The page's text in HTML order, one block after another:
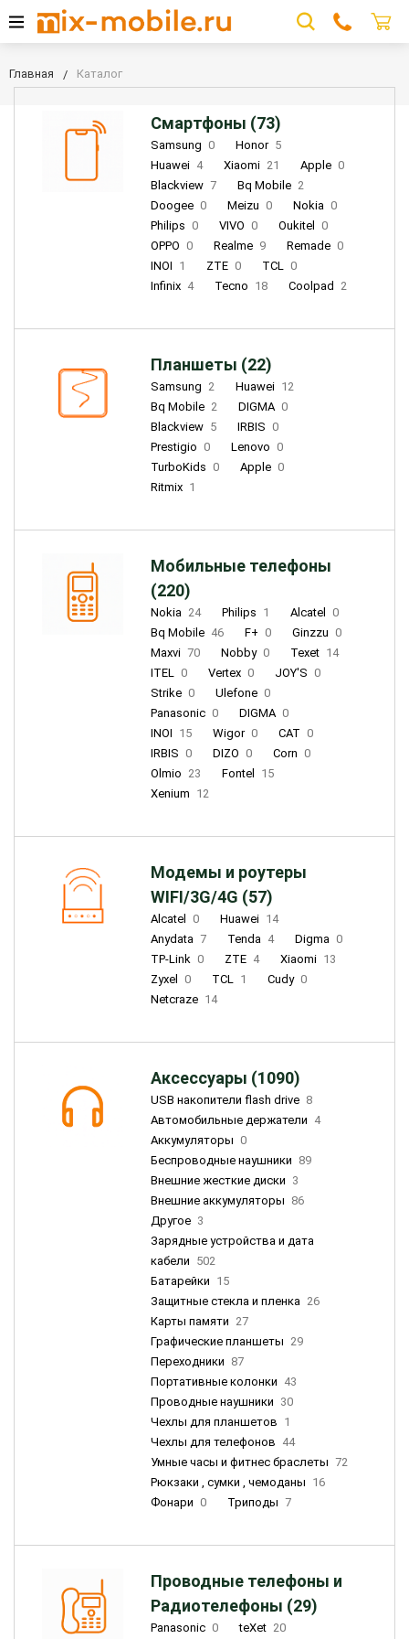
Главная Каталог
Смартфоны (73)
Samsung 0 Honor 5
Huawei 4 Xiaomi 21 Apple 0
Blackview 7 Bq Mobile 2
Doogee 0 Meizu 0 Nokia 0
Philips 0 VIVO 0 Oukitel
0
OPPO 0 Realme 9 Remade 0
INOI 1 ZTE 0 TCL 0
Infinix 4 Tecno 18 Coolpad 2
Планшеты (22)
Samsung 2 Huawei 12
Bq Mobile 2 DIGMA 0
Blackview 5 IRBIS 0
Prestigio 0 Lenovo 0
TurboKids 0 Apple 0
Ritmix 1
Мобильные телефоны
(220)
Nokia 24 Philips 1 Alcatel
0
Bq Mobile 46 F+ 0 Ginzzu 0
Maxvi 70 Nobby 0 Texet 14
ITEL 0 Vertex 0 JOY'S 0
Strike 0 Ulefone 0
Panasonic 0 DIGMA 0
INOI 15 Wigor 0 CAT 0
IRBIS 0 DIZO 0 Corn 0
Olmio 23 Fontel
15
Xenium 12
Модемы и роутеры
WIFI/3G/4G (57)
Alcatel 0 Huawei 14
Anydata 7 Tenda 4 Digma 0
TP-Link 0 ZTE 4 Xiaomi 13
Zyxel
0 TCL 1 Cudy 0
Netcraze 14
Аксессуары (1090)
USB накопители flash drive 8
Автомобильные держатели 4
Аккумуляторы 0
Беспроводные наушники 89
Внешние жесткие диски 3
Внешние аккумуляторы 86
Другое 3
Зарядные устройства и дата
кабели 502
Батарейки 15
Защитные стекла и пленка 26
Карты памяти 27
Графические планшеты 29
Переходники 87
Портативные колонки 43
Проводные наушники 30
Чехлы для планшетов 1
Чехлы для телефонов 44
Умные часы и фитнес браслеты 72
Рюкзаки , сумки , чемоданы 16
Фонари 0 Триподы 7
Проводные телефоны и
Радиотелефоны (29)
Panasonic 0 teXet 20